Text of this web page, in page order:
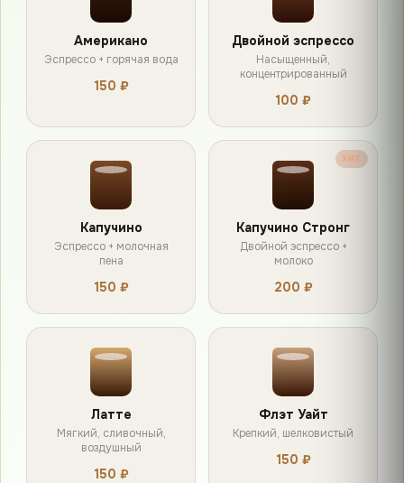
Американо
Эспрессо + горячая вода
150 ₽
Двойной эспрессо
Насыщенный,
концентрированный
100 ₽
Капучино
Эспрессо + молочная
пена
150 ₽
ХИТ
Капучино Стронг
Двойной эспрессо +
молоко
200 ₽
Латте
Мягкий, сливочный,
воздушный
150 ₽
Флэт Уайт
Крепкий, шелковистый
150 ₽